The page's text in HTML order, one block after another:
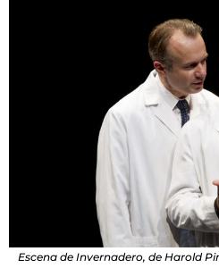
Escena de Invernadero, de Harold